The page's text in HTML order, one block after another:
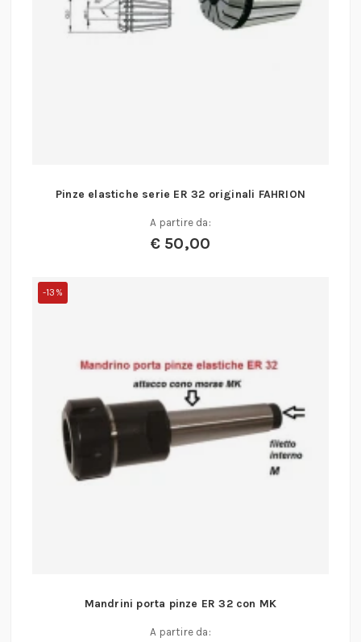
Pinze elastiche serie ER 32 originali FAHRION
A partire da:
€ 50,00
-13%
Mandrini porta pinze ER 32 con MK
A partire da: